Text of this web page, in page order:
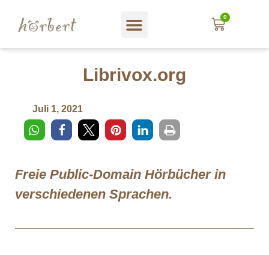
0
Librivox.org
Juli 1, 2021
Freie Public-Domain Hörbücher in
verschiedenen Sprachen.